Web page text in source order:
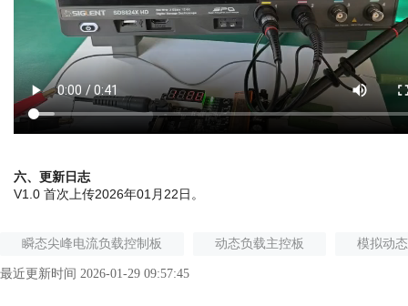
六、更新日志
V1.0 首次上传2026年01月22日。
瞬态尖峰电流负载控制板 动态负载主控板 模拟动
最近更新时间 2026-01-29 09:57:45